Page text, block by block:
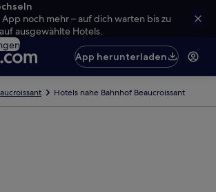
noch mehr – auf dich warten bis zu
ausgewählte Hotels.
App herunterladen
Hotels nahe Bahnhof Beaucroissant